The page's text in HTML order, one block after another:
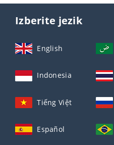
Izberite jezik
English
Indonesia
Tiếng Việt
Español